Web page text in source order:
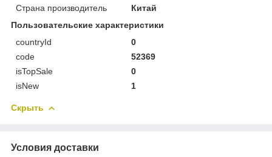
Страна производитель
Китай
Пользовательские характеристики
countryId
0
code
52369
isTopSale
0
isNew
1
Скрыть
Условия доставки